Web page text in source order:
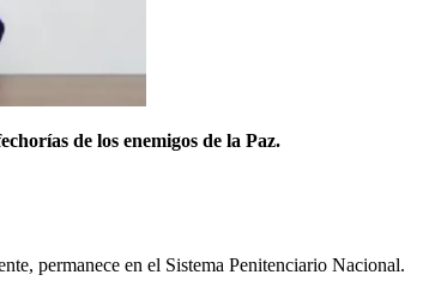
de los enemigos de la Paz.
permanece en el Sistema Penitenciario Nacional.